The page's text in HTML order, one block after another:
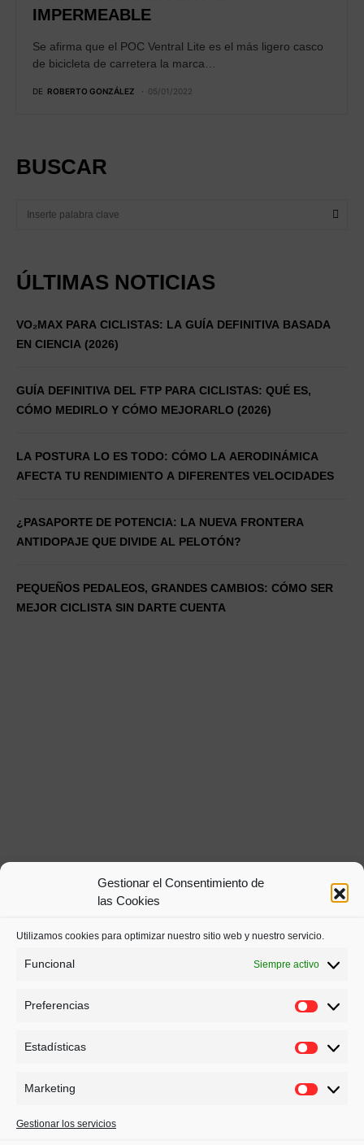
Gestionar el Consentimiento de
las Cookies
Utilizamos cookies para optimizar nuestro sitio web y nuestro servicio.
Funcional Siempre activo
Preferencias
Estadísticas
Marketing
Gestionar los servicios
IMPERMEABLE
Se afirma que el POC Ventral Lite es el más ligero casco
de bicicleta de carretera la marca…
DE ROBERTO GONZÁLEZ 05/01/2022
BUSCAR
ÚLTIMAS NOTICIAS
VO₂MAX PARA CICLISTAS: LA GUÍA DEFINITIVA BASADA
EN CIENCIA (2026)
GUÍA DEFINITIVA DEL FTP PARA CICLISTAS: QUÉ ES,
CÓMO MEDIRLO Y CÓMO MEJORARLO (2026)
LA POSTURA LO ES TODO: CÓMO LA AERODINÁMICA
AFECTA TU RENDIMIENTO A DIFERENTES VELOCIDADES
¿PASAPORTE DE POTENCIA: LA NUEVA FRONTERA
ANTIDOPAJE QUE DIVIDE AL PELOTÓN?
PEQUEÑOS PEDALEOS, GRANDES CAMBIOS: CÓMO SER
MEJOR CICLISTA SIN DARTE CUENTA